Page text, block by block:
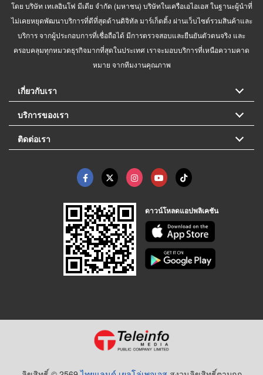
โดย บริษัท เทเลอินโฟ มีเดีย จำกัด (มหาชน) บริษัทในเครือเอไอเอส ในฐานะผู้นำที่
ไม่เคยหยุดพัฒนาบริการที่ดีที่สุดด้านดิจิทัล มาร์เก็ตติ้ง ผ่านเว็บไซต์รวมสินค้าและ
บริการ จากผู้ประกอบการที่เชื่อถือได้ มีการตรวจสอบและยืนยันตัวตนจริง และ
ครอบคลุมทุกหมวดธุรกิจมากที่สุดในประเทศ เราจะมอบบริการที่เหนือความคาด
หมาย จากทีมงานคุณภาพ
เกี่ยวกับเรา
บริการของเรา
ติดต่อเรา
ดาวน์โหลดแอปพลิเคชัน